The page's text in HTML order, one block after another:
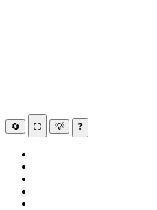
🔄 ⛶ 💡 ❓